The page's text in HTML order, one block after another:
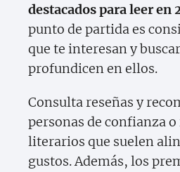
destacados para leer en
punto de partida es
que te interesan y
profundicen en ellos.
Consulta reseñas y
personas de confianza
literarios que suelen
gustos. Además, los